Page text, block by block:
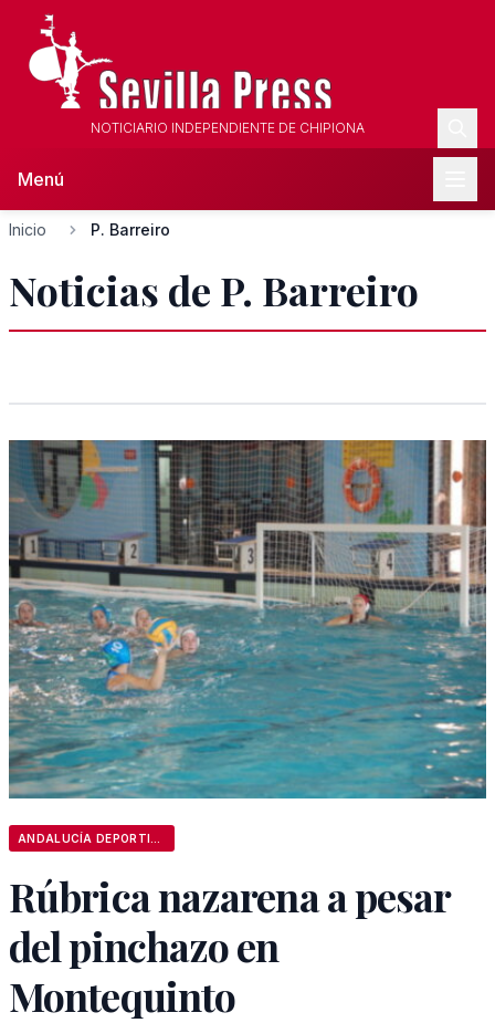
NOTICIARIO INDEPENDIENTE DE CHIPIONA
Menú
Inicio P. Barreiro
Noticias de P. Barreiro
Rúbrica nazarena a pesar
del pinchazo en
Montequinto